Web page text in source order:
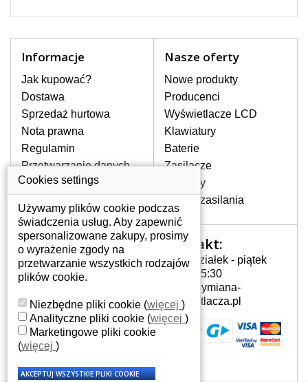
Oferujemy oryginalne klawiatury w
stronie internetowej ją znajdziesz za
pomocy wyszukiwarki. Wystarczy znać
model laptopa. Przy każdej klawiaturze
nie może brakować szczególowe zdjęcie
do aktualnego stanu naszego magazynu.
W JAKI SPOSÓB MOŻE SIĘ
PRZEJAWIAĆ USTERKA
Częstymi objawami są pomijanie liter
czy wyświetlanie innych liter oraz
dublowanie tych samych znaków. W
przypadku podlicia klawisze nie
powrócą do pierwotnej pozycji. Albo
też uszkodzenie mechaniczne, np.
JAK TO DZIAŁA?
Klawiatura składa się z kilku
warstw folii, z których przewodzą
przewodzące warstwy.
Informacje
Jak kupować?
Dostawa
Sprzedaż hurtowa
Nota prawna
Regulamin
Przetwarzanie danych
osobowych
Gdzie nas znajdziesz
Nasze oferty
Nowe produkty
Producenci
Wyświetlacze LCD
Klawiatury
Baterie
Zasilacze
Zawiasy
Złącza zasilania
Twoje konto
Twoje konto
Dane osobowe
Adresy
Historia zamówień
Kontakt:
Poniedziałek - piątek
7:00 - 15:30
info@wymiana-
wyswietlacza.pl
Cookies settings
Używamy plików cookie podczas
świadczenia usług. Aby zapewnić
spersonalizowane zakupy, prosimy
o wyrażenie zgody na
przetwarzanie wszystkich rodzajów
plików cookie.
Niezbędne pliki cookie (więcej )
Analityczne pliki cookie (więcej )
Marketingowe pliki cookie
(więcej )